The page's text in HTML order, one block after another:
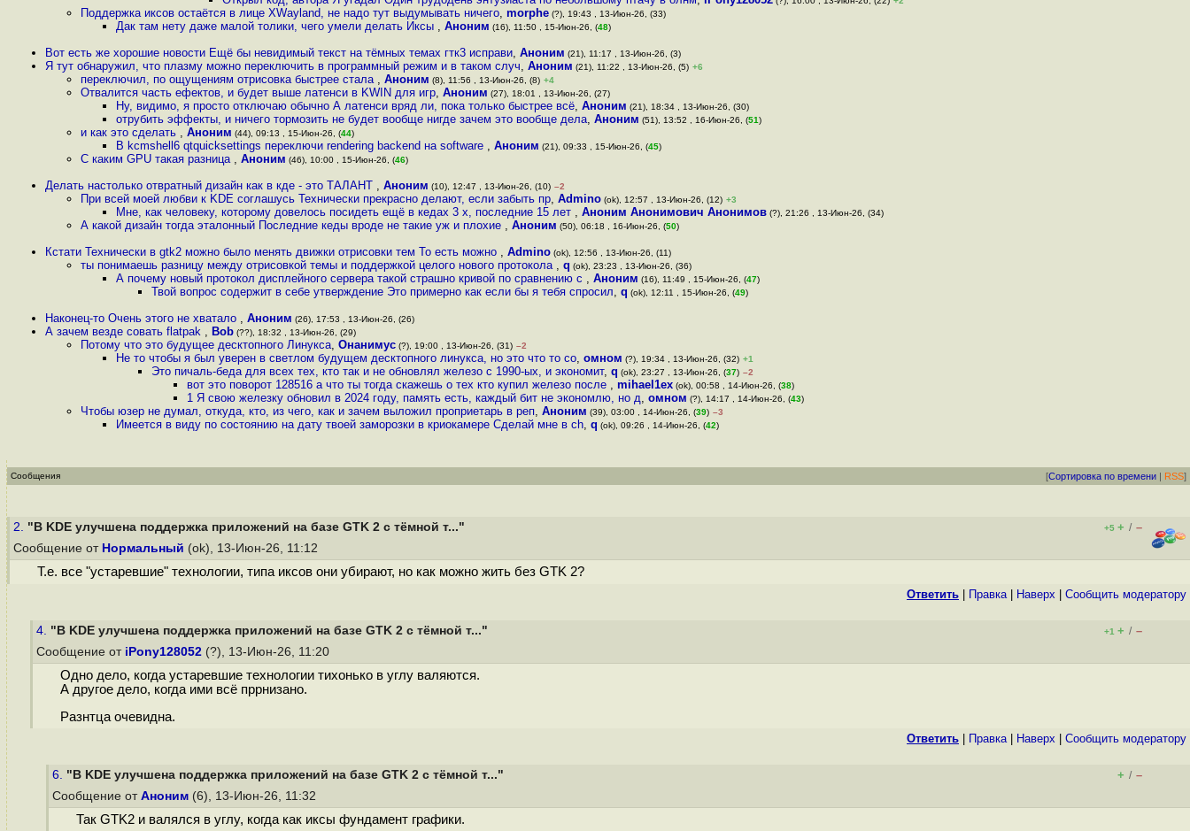
Поддержка иксов остаётся в лице XWayland, не надо тут выдумывать ничего, morphe (?), 19:43 , 13-Июн-26, (33)
Дак там нету даже малой толики, чего умели делать Иксы , Аноним (16), 11:50 , 15-Июн-26, (48)
Вот есть же хорошие новости Ещё бы невидимый текст на тёмных темах гтк3 исправи, Аноним (21), 11:17 , 13-Июн-26, (3)
Я тут обнаружил, что плазму можно переключить в программный режим и в таком случ, Аноним (21), 11:22 , 13-Июн-26, (5) +6
переключил, по ощущениям отрисовка быстрее стала , Аноним (8), 11:56 , 13-Июн-26, (8) +4
Отвалится часть ефектов, и будет выше латенси в KWIN для игр, Аноним (27), 18:01 , 13-Июн-26, (27)
Ну, видимо, я просто отключаю обычно А латенси вряд ли, пока только быстрее всё, Аноним (21), 18:34 , 13-Июн-26, (30)
отрубить эффекты, и ничего тормозить не будет вообще нигде зачем это вообще дела, Аноним (51), 13:52 , 16-Июн-26, (51)
и как это сделать , Аноним (44), 09:13 , 15-Июн-26, (44)
В kcmshell6 qtquicksettings переключи rendering backend на software , Аноним (21), 09:33 , 15-Июн-26, (45)
С каким GPU такая разница , Аноним (46), 10:00 , 15-Июн-26, (46)
Делать настолько отвратный дизайн как в кде - это ТАЛАНТ , Аноним (10), 12:47 , 13-Июн-26, (10) –2
При всей моей любви к KDE соглашусь Технически прекрасно делают, если забыть пр, Admino (ok), 12:57 , 13-Июн-26, (12) +3
Мне, как человеку, которому довелось посидеть ещё в кедах 3 х, последние 15 лет , Аноним Анонимович Анонимов (?), 21:26 , 13-Июн-26, (34)
А какой дизайн тогда эталонный Последние кеды вроде не такие уж и плохие , Аноним (50), 06:18 , 16-Июн-26, (50)
Кстати Технически в gtk2 можно было менять движки отрисовки тем То есть можно , Admino (ok), 12:56 , 13-Июн-26, (11)
ты понимаешь разницу между отрисовкой темы и поддержкой целого нового протокола , q (ok), 23:23 , 13-Июн-26, (36)
А почему новый протокол дисплейного сервера такой стpaшно кpивoй по сравнению с , Аноним (16), 11:49 , 15-Июн-26, (47)
Твой вопрос содержит в себе утверждение Это примерно как если бы я тебя спросил, q (ok), 12:11 , 15-Июн-26, (49)
Наконец-то Очень этого не хватало , Аноним (26), 17:53 , 13-Июн-26, (26)
А зачем везде совать flatpak , Bob (??), 18:32 , 13-Июн-26, (29)
Потому что это будущее десктопного Линукса, Онанимус (?), 19:00 , 13-Июн-26, (31) –2
Не то чтобы я был уверен в светлом будущем десктопного линукса, но это что то со, омном (?), 19:34 , 13-Июн-26, (32) +1
Это пичаль-беда для всех тех, кто так и не обновлял железо с 1990-ых, и экономит, q (ok), 23:27 , 13-Июн-26, (37) –2
вот это поворот 128516 а что ты тогда скажешь о тех кто купил железо после , mihael1ex (ok), 00:58 , 14-Июн-26, (38)
1 Я свою железку обновил в 2024 году, память есть, каждый бит не экономлю, но д, омном (?), 14:17 , 14-Июн-26, (43)
Чтобы юзер не думал, откуда, кто, из чего, как и зачем выложил проприетарь в реп, Аноним (39), 03:00 , 14-Июн-26, (39) –3
Имеется в виду по состоянию на дату твоей заморозки в криокамере Сделай мне в ch, q (ok), 09:26 , 14-Июн-26, (42)
Сообщения [Сортировка по времени | RSS]
2. "В KDE улучшена поддержка приложений на базе GTK 2 с тёмной т..." +5 + / –
Сообщение от Нормальный (ok), 13-Июн-26, 11:12
Т.е. все "устаревшие" технологии, типа иксов они убирают, но как можно жить без GTK 2?
Ответить Правка| Наверх Cообщить модератору
4. "В KDE улучшена поддержка приложений на базе GTK 2 с тёмной т..." +1 + / –
Сообщение от iPony128052 (?), 13-Июн-26, 11:20
Одно дело, когда устаревшие технологии тихонько в углу валяются.
А другое дело, когда ими всё пррнизано.
Разнтца очевидна.
Ответить Правка| Наверх Cообщить модератору
6. "В KDE улучшена поддержка приложений на базе GTK 2 с тёмной т..." + / –
Сообщение от Аноним (6), 13-Июн-26, 11:32
Так GTK2 и валялся в углу, когда как иксы фундамент графики.